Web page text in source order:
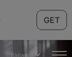
GET
Italiano